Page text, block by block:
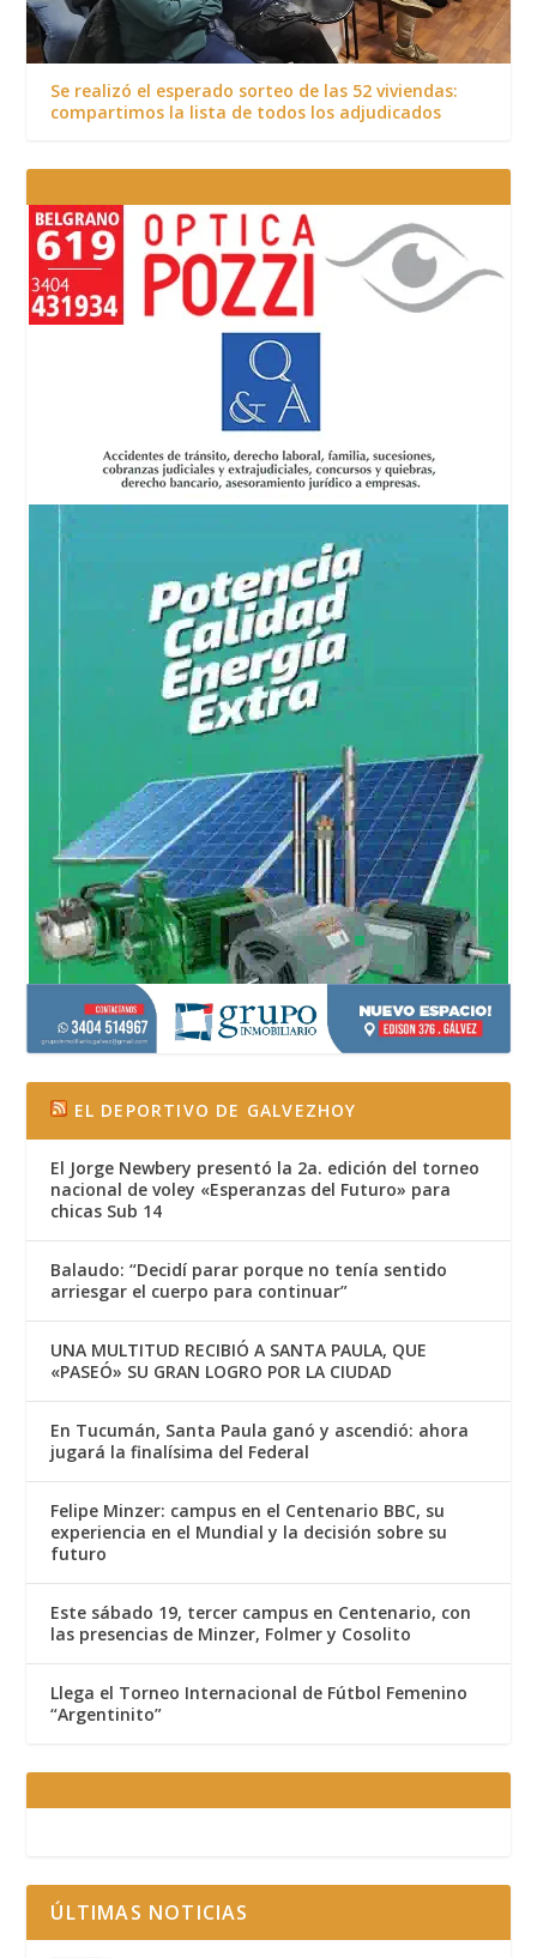
Se realizó el esperado sorteo de las 52 viviendas:
compartimos la lista de todos los adjudicados
EL DEPORTIVO DE GALVEZHOY
El Jorge Newbery presentó la 2a. edición del torneo
nacional de voley «Esperanzas del Futuro» para
chicas Sub 14
Balaudo: “Decidí parar porque no tenía sentido
arriesgar el cuerpo para continuar”
UNA MULTITUD RECIBIÓ A SANTA PAULA, QUE
«PASEÓ» SU GRAN LOGRO POR LA CIUDAD
En Tucumán, Santa Paula ganó y ascendió: ahora
jugará la finalísima del Federal
Felipe Minzer: campus en el Centenario BBC, su
experiencia en el Mundial y la decisión sobre su
futuro
Este sábado 19, tercer campus en Centenario, con
las presencias de Minzer, Folmer y Cosolito
Llega el Torneo Internacional de Fútbol Femenino
“Argentinito”
ÚLTIMAS NOTICIAS